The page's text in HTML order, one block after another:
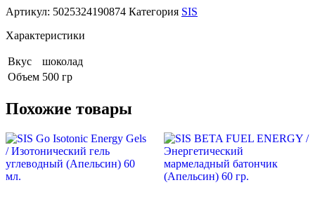
Артикул: 5025324190874 Категория SIS
Характеристики
Вкус
шоколад
Объем 500 гр
Похожие товары